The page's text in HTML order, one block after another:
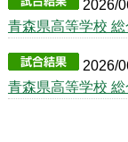
2026/
青森県高等学校
2026/
青森県高等学校